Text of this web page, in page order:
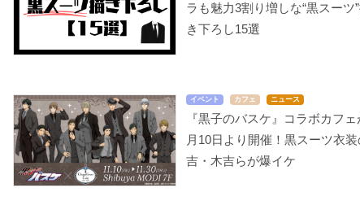
ラも魅力3割り増しな“黒スーツ
き下ろし15選
イベント カフェ ニュース
『黒子のバスケ』コラボカフェ
月10日より開催！黒スーツ衣装
吉・木吉らが爆イケ